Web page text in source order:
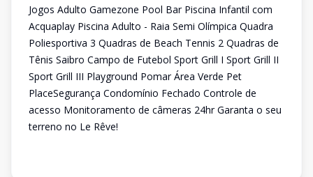
Jogos Adulto Gamezone Pool Bar Piscina Infantil com
Acquaplay Piscina Adulto - Raia Semi Olímpica Quadra
Poliesportiva 3 Quadras de Beach Tennis 2 Quadras de
Tênis Saibro Campo de Futebol Sport Grill I Sport Grill II
Sport Grill III Playground Pomar Área Verde Pet
PlaceSegurança Condomínio Fechado Controle de
acesso Monitoramento de câmeras 24hr Garanta o seu
terreno no Le Rêve!